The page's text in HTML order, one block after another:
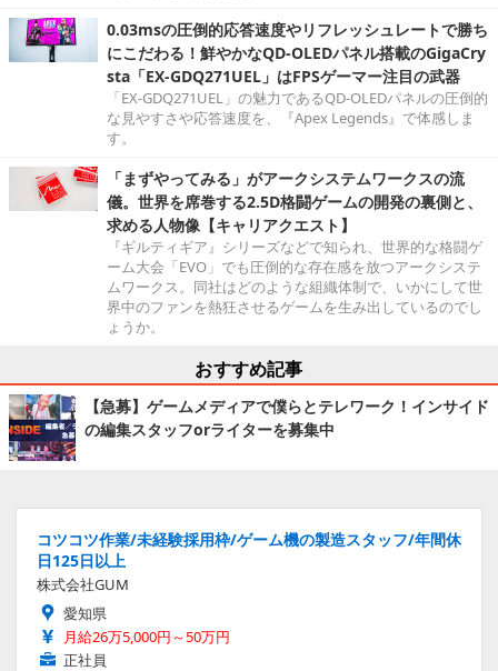
0.03msの圧倒的応答速度やリフレッシュレートで勝ち
にこだわる！鮮やかなQD-OLEDパネル搭載のGigaCry
sta「EX-GDQ271UEL」はFPSゲーマー注目の武器
「EX-GDQ271UEL」の魅力であるQD-OLEDパネルの圧倒的
な見やすさや応答速度を、『Apex Legends』で体感しま
す。
「まずやってみる」がアークシステムワークスの流
儀。世界を席巻する2.5D格闘ゲームの開発の裏側と、
求める人物像【キャリアクエスト】
『ギルティギア』シリーズなどで知られ、世界的な格闘ゲ
ーム大会「EVO」でも圧倒的な存在感を放つアークシステ
ムワークス。同社はどのような組織体制で、いかにして世
界中のファンを熱狂させるゲームを生み出しているのでし
ょうか。
おすすめ記事
【急募】ゲームメディアで僕らとテレワーク！インサイド
の編集スタッフorライターを募集中
コツコツ作業/未経験採用枠/ゲーム機の製造スタッフ/年間休
日125日以上
株式会社GUM
愛知県
月給26万5,000円～50万円
正社員